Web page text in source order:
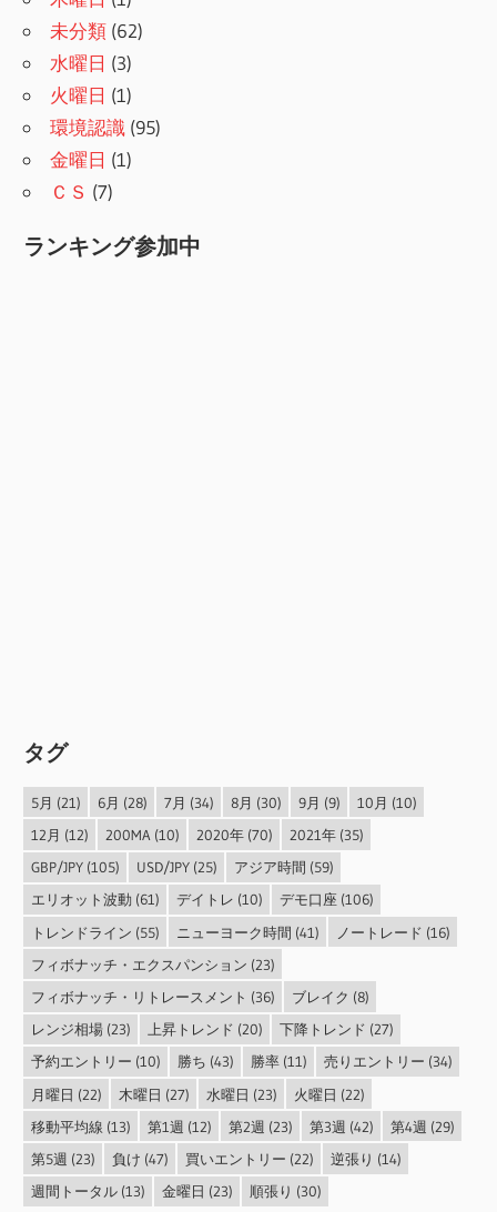
未分類 (62)
水曜日 (3)
火曜日 (1)
環境認識 (95)
金曜日 (1)
ＣＳ (7)
ランキング参加中
タグ
5月 (21) 6月 (28) 7月 (34) 8月 (30) 9月 (9) 10月 (10)
12月 (12) 200MA (10) 2020年(70) 2021年(35)
GBP/JPY(105) USD/JPY(25) アジア時間 (59)
エリオット波動 (61) デイトレ (10) デモ口座 (106)
トレンドライン (55) ニューヨーク時間 (41) ノートレード (16)
フィボナッチ・エクスパンション (23)
フィボナッチ・リトレースメント (36) ブレイク (8)
レンジ相場(23) 上昇トレンド (20) 下降トレンド (27)
予約エントリー (10) 勝ち (43) 勝率(11) 売りエントリー (34)
月曜日 (22) 木曜日 (27) 水曜日 (23) 火曜日 (22)
移動平均線 (13) 第1週 (12) 第2週 (23) 第3週 (42) 第4週 (29)
第5週 (23) 負け (47) 買いエントリー (22) 逆張り (14)
週間トータル(13) 金曜日 (23) 順張り (30)